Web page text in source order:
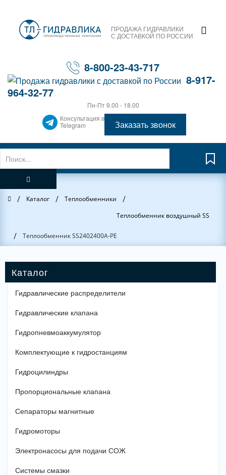
ПРОДАЖА ГИДРАВЛИКИ
С ДОСТАВКОЙ ПО РОССИИ
8-800-23-43-717
8-917-
964-32-77
Пн-Пт 9.00 - 18.00
Консультация в
Telegram
Заказать звонок
Главная
/ Каталог / Теплообменники /
Теплообменник воздушный SS
/ Теплообменник SS2402400A-PE
Гидравлические распределители
Гидравлические клапана
Гидропневмоаккумулятор
Комплектующие к гидростанциям
Гидроцилиндры
Пропорциональные клапана
Сепараторы магнитные
Гидромоторы
Электронасосы для подачи СОЖ
Системы смазки